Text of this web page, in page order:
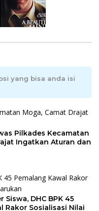
yang bisa anda isi
Pilkades Kecamatan
Ingatkan Aturan dan
Siswa, DHC BPK 45
Rakor Sosialisasi Nilai